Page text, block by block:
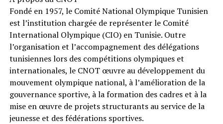
Fondé en 1957, le Comité National Olympique Tunisien
est l’institution chargée de représenter le Comité
International Olympique (CIO) en Tunisie. Outre
l’organisation et l’accompagnement des délégations
tunisiennes lors des compétitions olympiques et
internationales, le CNOT œuvre au développement du
mouvement olympique national, à l’amélioration de la
gouvernance sportive, à la formation des cadres et à la
mise en œuvre de projets structurants au service de la
jeunesse et des fédérations sportives.